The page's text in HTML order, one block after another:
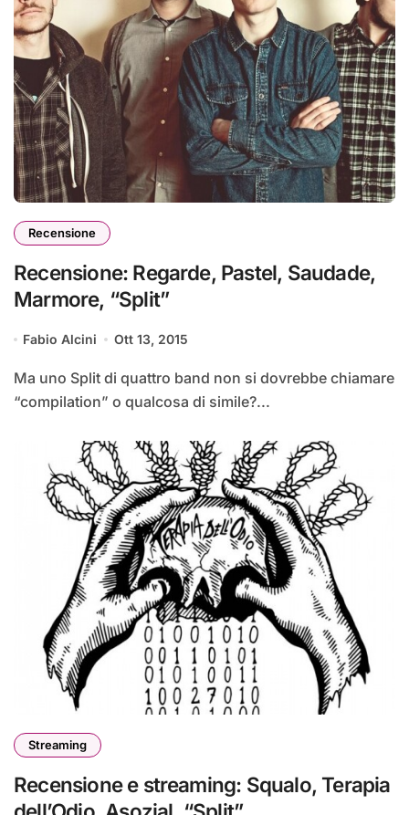
Recensione
Recensione: Regarde, Pastel, Saudade,
Marmore, “Split”
Fabio Alcini Ott 13, 2015
Ma uno Split di quattro band non si dovrebbe chiamare
“compilation” o qualcosa di simile?...
Streaming
Recensione e streaming: Squalo, Terapia